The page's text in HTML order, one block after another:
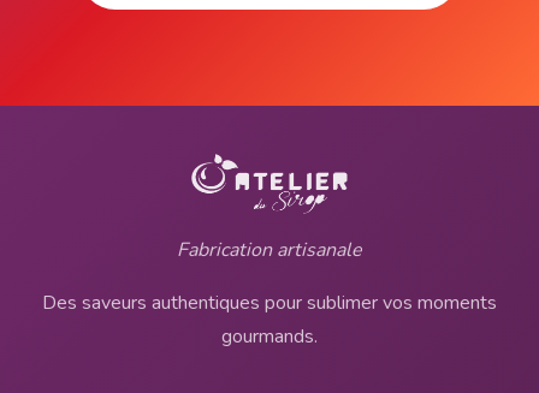
Fabrication artisanale
Des saveurs authentiques pour sublimer vos moments
gourmands.